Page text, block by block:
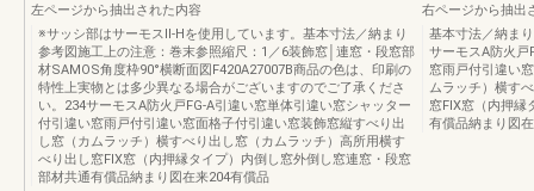
左ページから抽出された内容
※サッシ部はサーモスⅡ-Hを使用しています。基本寸法／納まり
参考図施工上の注意：巻末参照縮尺：1／6装飾窓│連窓・段窓部
材SAMOS角度枠90°横断面図F420A27007B商品の色は、印刷の
特性上実物とは多少異なる場合がございますのでご了承くださ
い。234サーモスA防火戸FG-A引違い窓単体引違い窓シャッター
付引違い窓雨戸付引違い窓面格子付引違い窓装飾窓縦すべり出
し窓（カムラッチ）横すべり出し窓（カムラッチ）高所用横す
べり出し窓FIX窓（内押縁タイプ）内倒し窓外倒し窓連窓・段窓
部材共通有償品納まり図在来204有償品
右ページから抽出
基本寸法／納ま
サーモスA防火戸
窓雨戸付引違い
ムラッチ）横す
窓FIX窓（内押縁
有償品納まり図